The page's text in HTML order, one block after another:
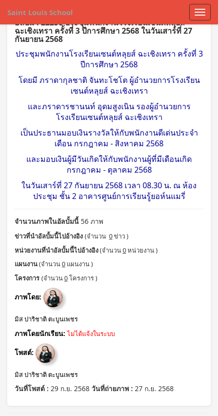
Saint Louis School
อัลบั้ม : 22250 ประชุมพนักงานโรงเรียนเซนต์หลุยส์
ฉะเชิงเทรา ครั้งที่ 3 ปีการศึกษา 2568 ในวันเสาร์ที่ 27
กันยายน 2568
ประชุมพนักงานโรงเรียนเซนต์หลุยส์ ฉะเชิงเทรา ครั้งที่ 3
ปีการศึกษา 2568
โดยมี ภราดากุลชาติ จันทะโชโต ผู้อำนวยการโรงเรียน
เซนต์หลุยส์ ฉะเชิงเทรา
และภราดารชานนท์ อุดมสูงเนิน รองผู้อำนวยการ
โรงเรียนเซนต์หลุยส์ ฉะเชิงเทรา
เป็นประธานมอบเงินรางวัลให้กับพนักงานดีเด่นประจำ
เดือน กรกฎาคม - สิงหาคม 2568
และมอบเงินผู้มีวันเกิดให้กับพนักงานผู้ที่มีเดือนเกิด
กรกฎาคม - ตุลาคม 2568
ในวันเสาร์ที่ 27 กันยายน 2568 เวลา 08.30 น. ณ ห้อง
ประชุม ชั้น 2 อาคารศูนย์การเรียนรู้ยอห์นแมรี่
จำนวนภาพในอัลบั้มนี้ 56 ภาพ
ข่าวที่นำอัลบั้มนี้ไปอ้างอิง (จำนวน 0ข่าว )
หน่วยงานที่นำอัลบั้มนี้ไปอ้างอิง(จำนวน0หน่วยงาน )
แผนงาน(จำนวน0 แผนงาน )
โครงการ (จำนวน0โครงการ )
ภาพโดย:
มิส ปาริชาติ ตะบูนเพชร
ภาพโดยนักเรียน: ไม่ได้แจ้งในระบบ
โพสต์:
มิส ปาริชาติ ตะบูนเพชร
วันที่โพสต์ : 29 ก.ย. 2568 วันที่ถ่ายภาพ : 27 ก.ย. 2568